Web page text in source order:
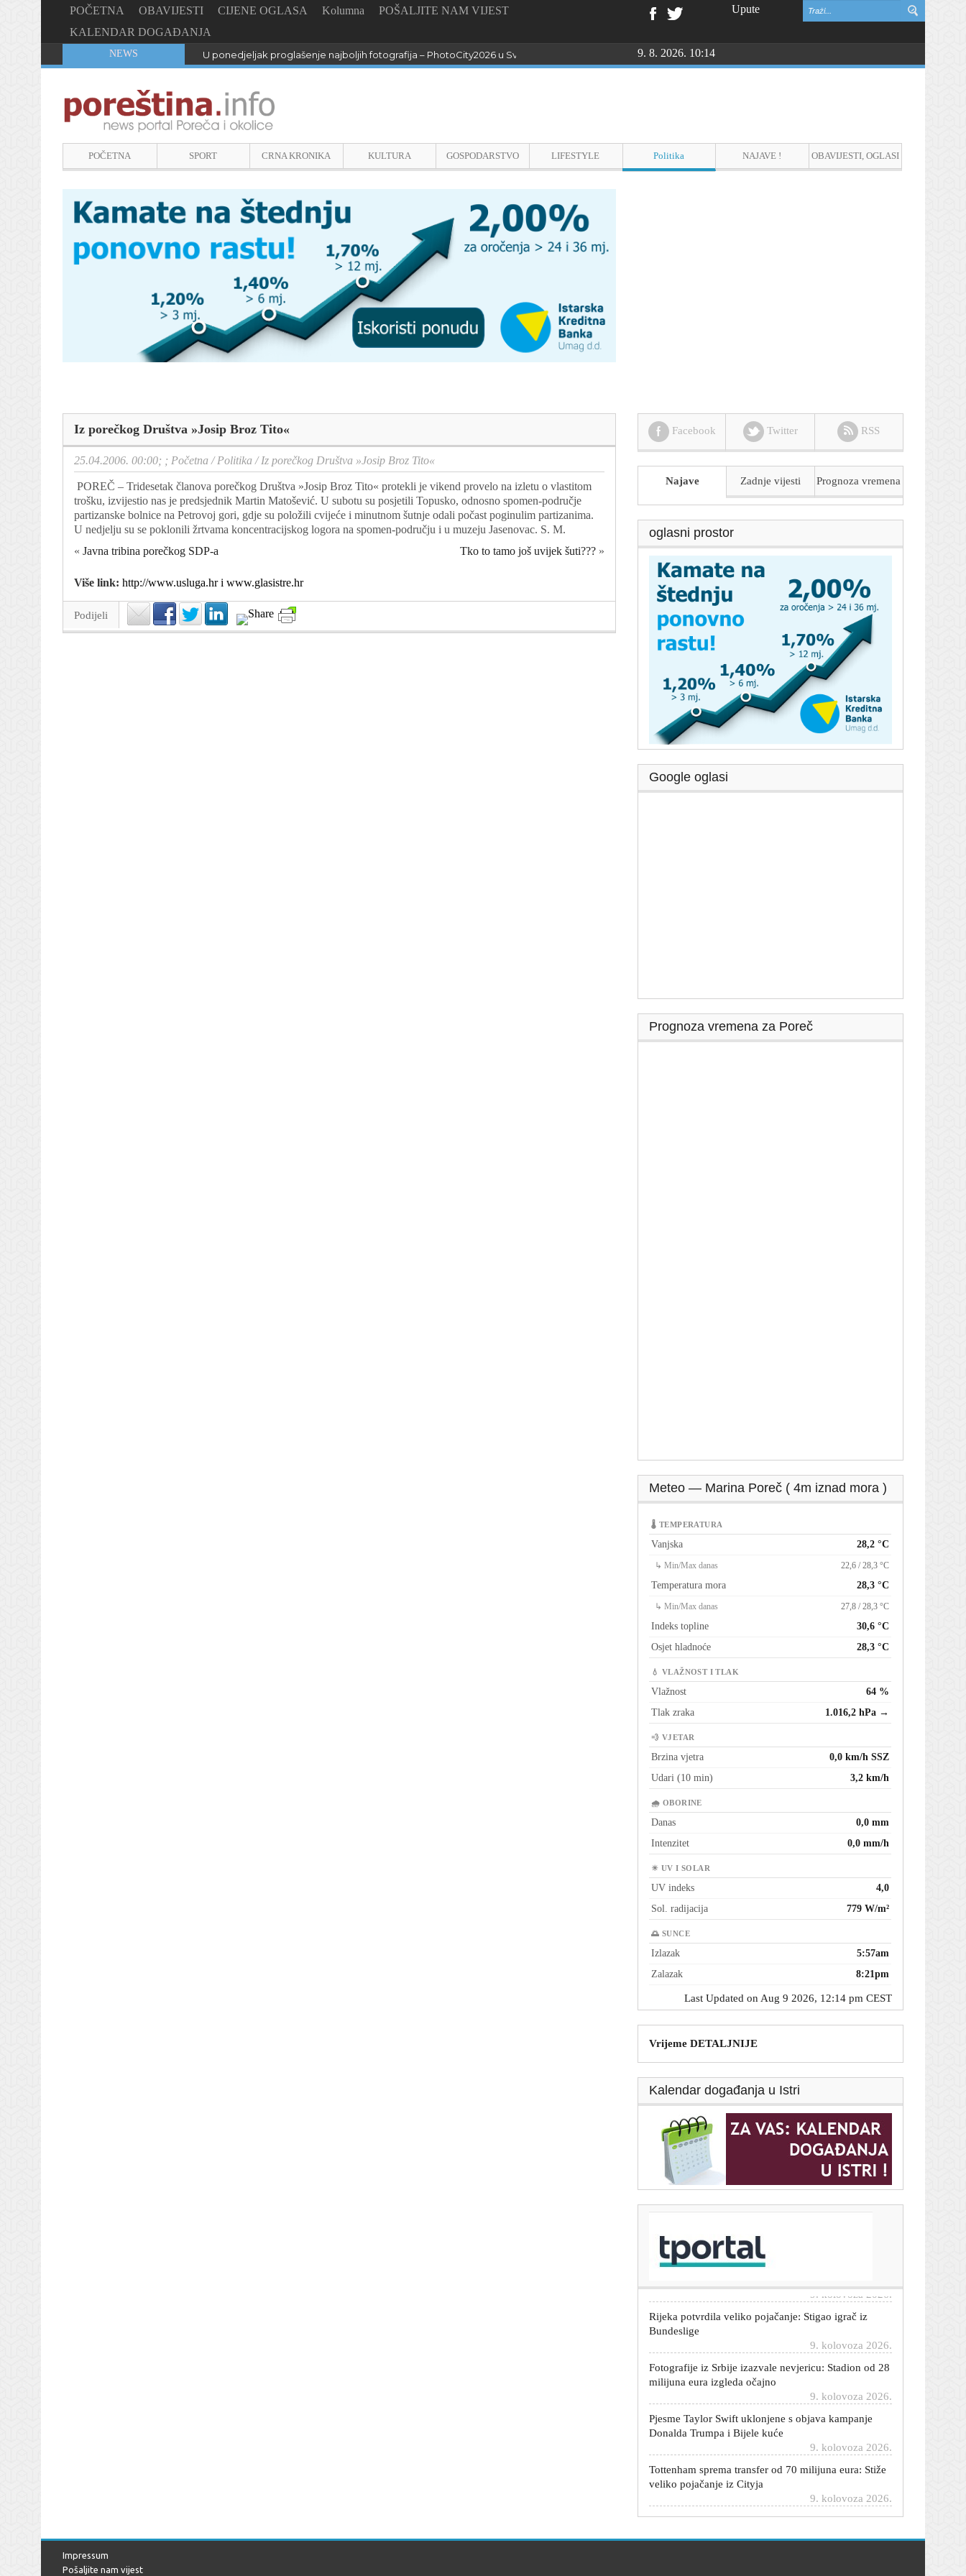
POČETNA OBAVIJESTI CIJENE OGLASA Kolumna
POŠALJITE NAM VIJEST
KALENDAR DOGAĐANJA
Upute
NEWS U ponedjeljak proglašenje najboljih fotografija – PhotoCity2026 u Sv. Lovreču 9. 8. 2026. 10:14
POČETNA SPORT CRNA KRONIKA KULTURA GOSPODARSTVO LIFESTYLE Politika NAJAVE ! OBAVIJESTI, OGLASI
Iz porečkog Društva »Josip Broz Tito«
25.04.2006. 00:00; ; Početna /Politika /Iz porečkog Društva »Josip Broz Tito«
POREČ – Tridesetak članova porečkog Društva »Josip Broz Tito« protekli je vikend provelo na izletu o vlastitom
trošku, izvijestio nas je predsjednik Martin Matošević. U subotu su posjetili Topusko, odnosno spomen-područje
partizanske bolnice na Petrovoj gori, gdje su položili cvijeće i minutnom šutnje odali počast poginulim partizanima.
U nedjelju su se poklonili žrtvama koncentracijskog logora na spomen-području i u muzeju Jasenovac. S. M.
« Javna tribina porečkog SDP-a Tko to tamo još uvijek šuti??? »
Više link: http://www.usluga.hr i www.glasistre.hr
Podijeli
Facebook Twitter RSS
Najave Zadnje vijesti Prognoza vremena
oglasni prostor
Google oglasi
Prognoza vremena za Poreč
Meteo — Marina Poreč ( 4m iznad mora )
🌡 TEMPERATURA
Vanjska 28,2 °C
↳ Min/Max danas 22,6 / 28,3 °C
Temperatura mora 28,3 °C
↳ Min/Max danas 27,8 / 28,3 °C
Indeks topline
30,6 °C
Osjet hladnoće
28,3 °C
💧 VLAŽNOST I TLAK
Vlažnost
64 %
Tlak zraka
1.016,2 hPa →
💨 VJETAR
Brzina vjetra
0,0 km/h SSZ
Udari (10 min)
3,2 km/h
🌧 OBORINE
Danas
0,0 mm
Intenzitet
0,0 mm/h
☀ UV I SOLAR
UV indeks
4,0
Sol. radijacija
779 W/m²
🌅 SUNCE
Izlazak
5:57am
Zalazak
8:21pm
Last Updated on Aug 9 2026, 12:14 pm CEST
Vrijeme DETALJNIJE
Kalendar događanja u Istri
Unuk Alke Vuice ima nesvakidašnje ime: Roditelji
otkrili posebno značenje
Rijeka potvrdila veliko pojačanje: Stigao igrač iz
Bundeslige
Fotografije iz Srbije izazvale nevjericu: Stadion od 28
milijuna eura izgleda očajno
Pjesme Taylor Swift uklonjene s objava kampanje
Donalda Trumpa i Bijele kuće
Tottenham sprema transfer od 70 milijuna eura: Stiže
veliko pojačanje iz Cityja
Krenulo micanje sudarenih vlakova: Evo kad će
pruga biti puštena u promet
Impressum
Pošaljite nam vijest